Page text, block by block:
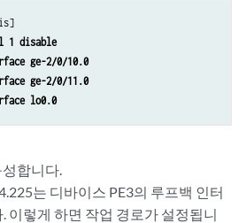
1 disable
ge-2/0/10.0
ge-2/0/11.0
lo0.0
합니다.
는 디바이스 PE3의 루프백 인터
이렇게 하면 작업 경로가 설정됩니